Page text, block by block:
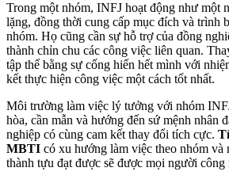
Trong một nhóm, INFJ hoạt động như một
lặng, đồng thời cung cấp mục đích và trình
nhóm. Họ cũng cần sự hỗ trợ của đồng
thành chỉn chu các công việc liên quan.
tập thể bằng sự cống hiến hết mình với
kết thực hiện công việc một cách tốt nhất.
Môi trường làm việc lý tưởng với nhóm
hòa, cần mẫn và hướng đến sứ mệnh nhân
nghiệp có cùng cam kết thay đổi tích cực.
MBTI có xu hướng làm việc theo nhóm và
thành tựu đạt được sẽ được mọi người công